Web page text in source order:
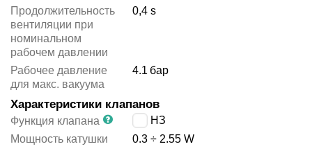
Продолжительность
вентиляции при
номинальном
рабочем давлении
0,4 s
Рабочее давление
для макс. вакуума
4.1 бар
Характеристики клапанов
Функция клапана
2/2 НЗ
Мощность катушки
0.3 ÷ 2.55 W